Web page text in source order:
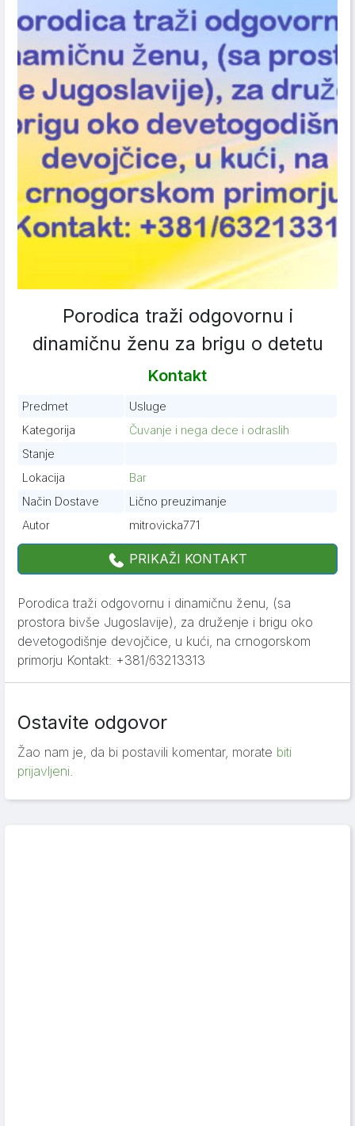
Porodica traži odgovornu i
dinamičnu ženu za brigu o detetu
Kontakt
Predmet
Usluge
Kategorija
Čuvanje i nega dece i odraslih
Stanje
Lokacija
Bar
Način Dostave
Lično preuzimanje
Autor
mitrovicka771
PRIKAŽI KONTAKT
Porodica traži odgovornu i dinamičnu ženu, (sa
prostora bivše Jugoslavije), za druženje i brigu oko
devetogodišnje devojčice, u kući, na crnogorskom
primorju Kontakt: +381/63213313
Ostavite odgovor
Žao nam je, da bi postavili komentar, morate biti
prijavljeni